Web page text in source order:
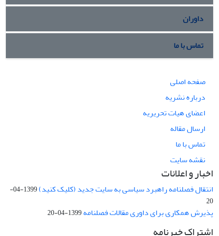
داوران
تماس با ما
صفحه اصلی
درباره نشریه
اعضای هیات تحریریه
ارسال مقاله
تماس با ما
نقشه سایت
اخبار و اعلانات
انتقال فصلنامه راهبرد سیاسی به سایت جدید (کلیک کنید)
1399-04-
20
پذیرش همکاری برای داوری مقالات فصلنامه1399-04-20
اشتراک خبرنامه